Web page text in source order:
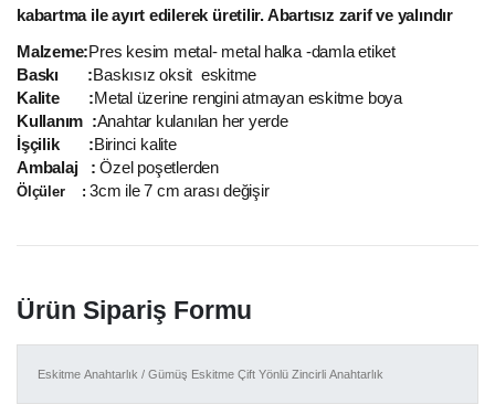
kabartma ile ayırt edilerek üretilir. Abartısız zarif ve yalındır
Malzeme:Pres kesim metal- metal halka -damla etiket
Baskı :Baskısız oksit eskitme
Kalite :Metal üzerine rengini atmayan eskitme boya
Kullanım :Anahtar kulanılan her yerde
İşçilik :Birinci kalite
Ambalaj : Özel poşetlerden
Ölçüler : 3cm ile 7 cm arası değişir
Ürün Sipariş Formu